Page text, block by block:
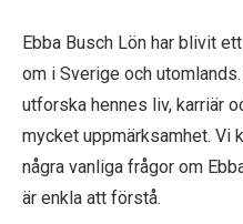
Ebba Busch Lön har blivit
om i Sverige och
utforska hennes liv, karriär
mycket uppmärksamhet. Vi
några vanliga frågor om
är enkla att förstå.